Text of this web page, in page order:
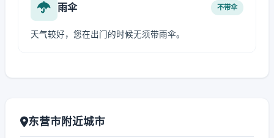
雨伞 不带伞
天气较好，您在出门的时候无须带雨伞。
东营市附近城市